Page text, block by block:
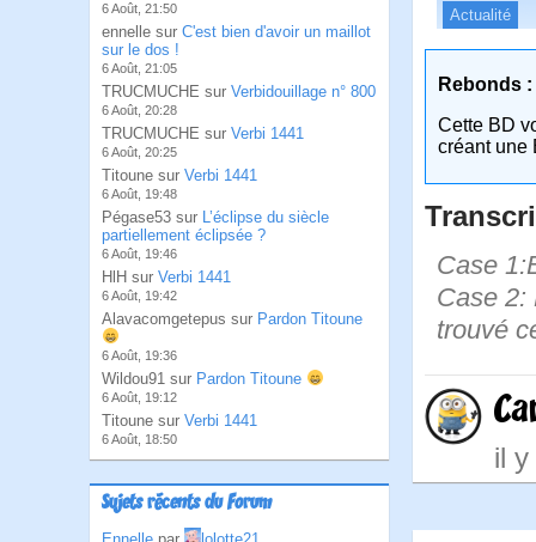
6 Août, 21:50
ennelle sur C'est bien d'avoir un maillot
sur le dos !
6 Août, 21:05
TRUCMUCHE sur Verbidouillage n° 800
6 Août, 20:28
TRUCMUCHE sur Verbi 1441
6 Août, 20:25
Titoune sur Verbi 1441
6 Août, 19:48
Pégase53 sur L’éclipse du siècle
partiellement éclipsée ?
6 Août, 19:46
HlH sur Verbi 1441
6 Août, 19:42
Alavacomgetepus sur Pardon Titoune
6 Août, 19:36
Wildou91 sur Pardon Titoune
6 Août, 19:12
Titoune sur Verbi 1441
6 Août, 18:50
Sujets récents du Forum
Actualité
Rebonds :
Cette BD
créant une
Case
Case 2:
trouvé
il